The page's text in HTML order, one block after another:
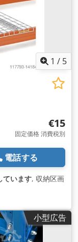
1 / 5
€15
固定価格 消費税別
電話する
ています, 収納区画
小型広告